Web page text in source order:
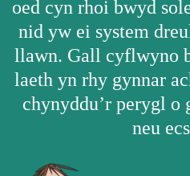
oed cyn rhoi bwyd
nid yw ei system
llawn. Gall cyflwyno
laeth yn rhy gynnar
chynyddu’r perygl o
neu